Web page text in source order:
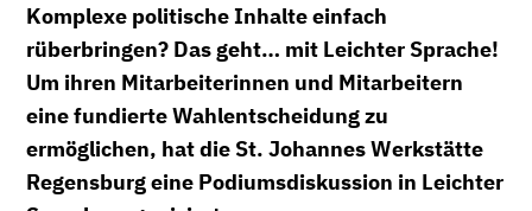
Komplexe politische Inhalte einfach
rüberbringen? Das geht… mit Leichter Sprache!
Um ihren Mitarbeiterinnen und Mitarbeitern
eine fundierte Wahlentscheidung zu
ermöglichen, hat die St. Johannes Werkstätte
Regensburg eine Podiumsdiskussion in Leichter